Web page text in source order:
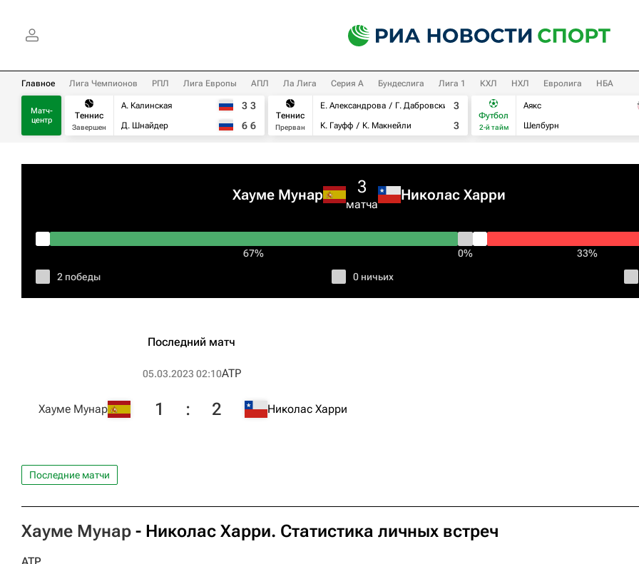
Главное Лига Чемпионов РПЛ Лига Европы АПЛ Ла Лига Серия А Бундеслига Лига 1 КХЛ НХЛ Евролига НБА
Матч-
центр
Теннис
Завершен
А. Калинская
Д. Шнайдер
3 3
6 6
Теннис
Прерван
Е. Александрова
Г. Дабровски
К. Гауфф
К. Макнейли
3
3
Футбол
2-й тайм
Аякс
Шелбурн
Хауме Мунар 3
матча
Николас Харри
67% 0% 33%
2 победы 0 ничьих
Последний матч
05.03.2023 02:10ATP
Хауме Мунар 1 : 2 Николас Харри
Последние матчи
Хауме Мунар - Николас Харри. Статистика личных встреч